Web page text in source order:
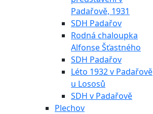
Padařově, 1931
SDH Padařov
Rodná chaloupka
Alfonse Šťastného
SDH Padařov
Léto 1932 v Padařově
u Lososů
SDH v Padařově
Plechov